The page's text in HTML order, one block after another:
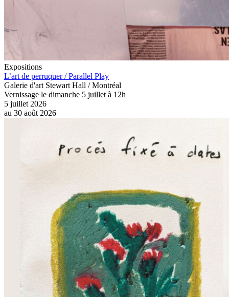
Expositions
L’art de perruquer / Parallel Play
Galerie d'art Stewart Hall / Montréal
Vernissage le dimanche 5 juillet à 12h
5 juillet 2026
au 30 août 2026